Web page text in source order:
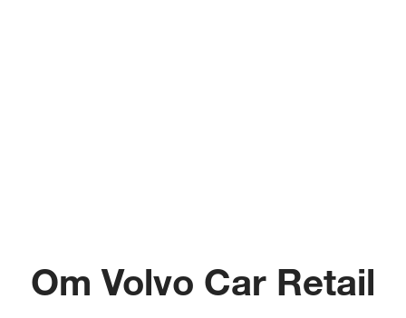
Om Volvo Car Retail